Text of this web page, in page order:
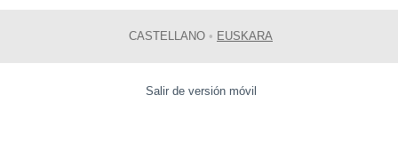
CASTELLANO • EUSKARA
Salir de versión móvil